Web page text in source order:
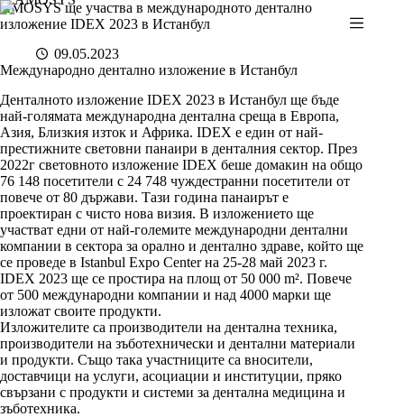
Skip
to
AMOSYS ще участва в международното дентално
изложение IDEX 2023 в Истанбул
09.05.2023
Международно дентално изложение в Истанбул
Денталното изложение IDEX 2023 в Истанбул ще бъде
най-голямата международна дентална среща в Европа,
Азия, Близкия изток и Африка. IDEX е един от най-
престижните световни панаири в денталния сектор. През
2022г световното изложение IDEX беше домакин на общо
76 148 посетители с 24 748 чуждестранни посетители от
повече от 80 държави. Тази година панаирът е
проектиран с чисто нова визия. В изложението ще
участват едни от най-големите международни дентални
компании в сектора за орално и дентално здраве, който ще
се проведе в Istanbul Expo Center на 25-28 май 2023 г.
IDEX 2023 ще се простира на площ от 50 000 m². Повече
от 500 международни компании и над 4000 марки ще
изложат своите продукти.
Изложителите са производители на дентална техника,
производители на зъботехнически и дентални материали
и продукти. Също така участниците са вносители,
доставчици на услуги, асоциации и институции, пряко
свързани с продукти и системи за дентална медицина и
зъботехника.